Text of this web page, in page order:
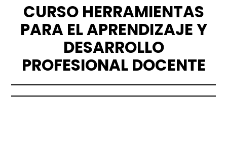
CURSO HERRAMIENTAS
PARA EL APRENDIZAJE Y
DESARROLLO
PROFESIONAL DOCENTE